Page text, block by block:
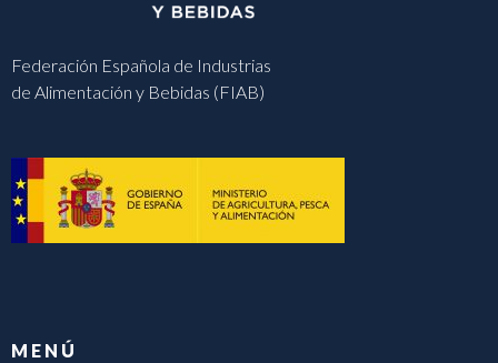
Federación Española de Industrias
de Alimentación y Bebidas (FIAB)
MENÚ